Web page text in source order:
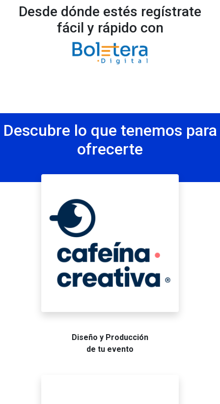
Desde dónde estés regístrate
fácil y rápido con
Descubre lo que tenemos para
ofrecerte
Diseño y Producción
de tu evento